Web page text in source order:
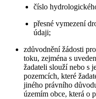
číslo
přesné vymezení
údaji;
zdůvodnění žádosti
toku, zejména s
žadateli slouží nebo s
pozemcích, které
jiného právního
územím obce, která o